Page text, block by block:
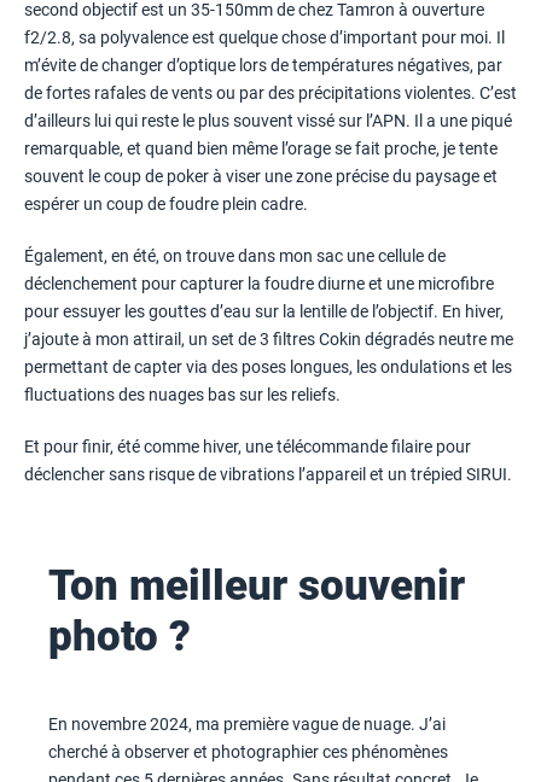
second objectif est un 35-150mm de chez Tamron à ouverture
f2/2.8, sa polyvalence est quelque chose d’important pour moi. Il
m’évite de changer d’optique lors de températures négatives, par
de fortes rafales de vents ou par des précipitations violentes. C’est
d’ailleurs lui qui reste le plus souvent vissé sur l’APN. Il a une piqué
remarquable, et quand bien même l’orage se fait proche, je tente
souvent le coup de poker à viser une zone précise du paysage et
espérer un coup de foudre plein cadre.
Également, en été, on trouve dans mon sac une cellule de
déclenchement pour capturer la foudre diurne et une microfibre
pour essuyer les gouttes d’eau sur la lentille de l’objectif. En hiver,
j’ajoute à mon attirail, un set de 3 filtres Cokin dégradés neutre me
permettant de capter via des poses longues, les ondulations et les
fluctuations des nuages bas sur les reliefs.
Et pour finir, été comme hiver, une télécommande filaire pour
déclencher sans risque de vibrations l’appareil et un trépied SIRUI.
Ton meilleur souvenir
photo ?
En novembre 2024, ma première vague de nuage. J’ai
cherché à observer et photographier ces phénomènes